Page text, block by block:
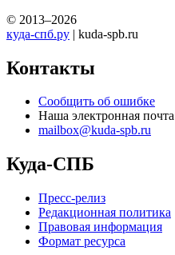
© 2013–2026
куда-спб.ру | kuda-spb.ru
Контакты
Сообщить об ошибке
Наша электронная почта
mailbox@kuda-spb.ru
Куда-СПБ
Пресс-релиз
Редакционная политика
Правовая информация
Формат ресурса